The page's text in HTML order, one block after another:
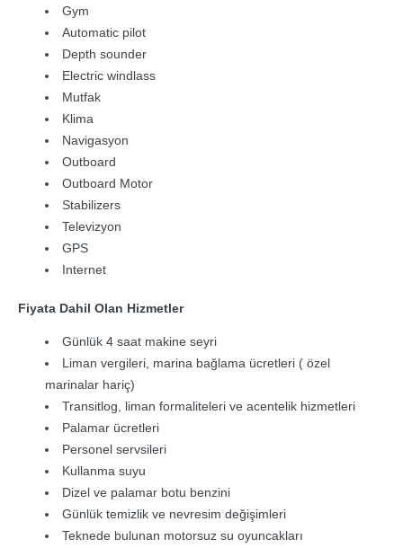
Gym
Automatic pilot
Depth sounder
Electric windlass
Mutfak
Klima
Navigasyon
Outboard
Outboard Motor
Stabilizers
Televizyon
GPS
Internet
Fiyata Dahil Olan Hizmetler
Günlük 4 saat makine seyri
Liman vergileri, marina bağlama ücretleri ( özel
marinalar hariç)
Transitlog, liman formaliteleri ve acentelik hizmetleri
Palamar ücretleri
Personel servsileri
Kullanma suyu
Dizel ve palamar botu benzini
Günlük temizlik ve nevresim değişimleri
Teknede bulunan motorsuz su oyuncakları